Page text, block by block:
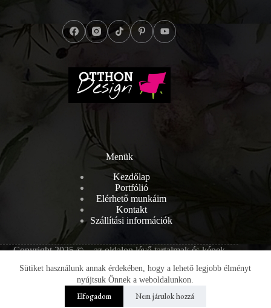
Sütiket használunk annak érdekében, hogy a lehető legjobb élményt
nyújtsuk Önnek a weboldalunkon.
Elfogadom Nem járulok hozzá
Menük
Kezdőlap
Portfólió
Elérhető munkáim
Kontakt
Szállítási információk
Copyright 2025 © - az oldalon lévő tartalmak és képek
másolása törvénybe ütköző.